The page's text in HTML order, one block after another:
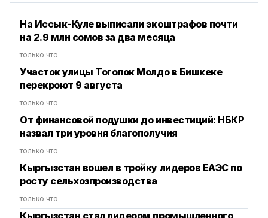
На Иссык-Куле выписали экоштрафов почти
на 2.9 млн сомов за два месяца
только что
Участок улицы Тоголок Молдо в Бишкеке
перекроют 9 августа
только что
От финансовой подушки до инвестиций: НБКР
назвал три уровня благополучия
только что
Кыргызстан вошел в тройку лидеров ЕАЭС по
росту сельхозпроизводства
только что